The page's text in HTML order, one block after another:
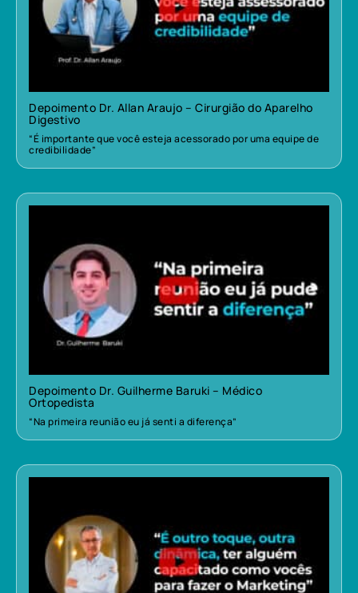
Depoimento Dr. Allan Araujo – Cirurgião do Aparelho
Digestivo
“É importante que você esteja acessorado por uma equipe de
credibilidade”
Depoimento Dr. Guilherme Baruki – Médico
Ortopedista
“Na primeira reunião eu já senti a diferença”